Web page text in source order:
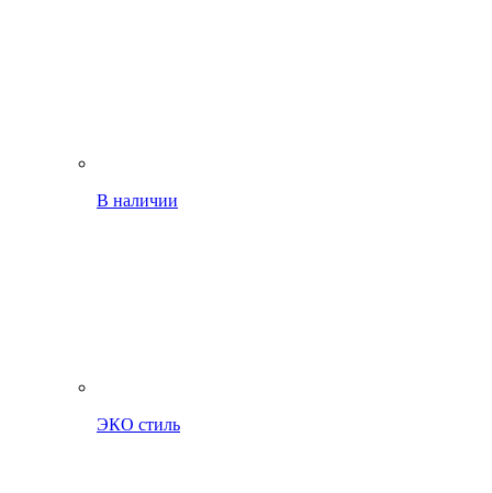
В наличии
ЭКО стиль